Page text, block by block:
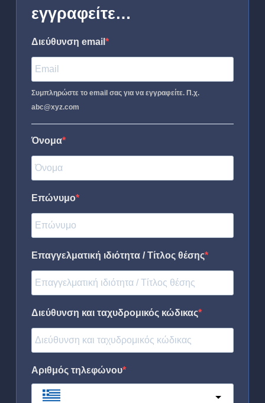
εγγραφείτε…
Διεύθυνση email
Συμπληρώστε το email σας για να εγγραφείτε. Π.χ.
abc@xyz.com
Όνομα
Επώνυμο
Επαγγελματική ιδιότητα / Τίτλος θέσης
Διεύθυνση και ταχυδρομικός κώδικας
Αριθμός τηλεφώνου